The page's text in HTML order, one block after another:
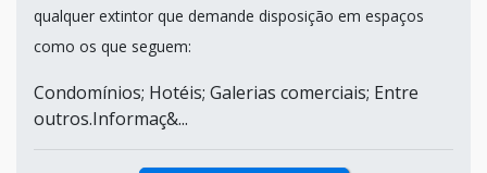
qualquer extintor que demande disposição em espaços
como os que seguem:
Condomínios; Hotéis; Galerias comerciais; Entre
outros.Informaç&...